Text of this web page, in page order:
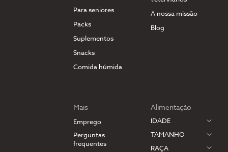
Para seniores
Packs
Suplementos
Snacks
Comida húmida
A nossa missão
Blog
Mais
Emprego
Perguntas
frequentes
Alimentação
IDADE
TAMANHO
RAÇA